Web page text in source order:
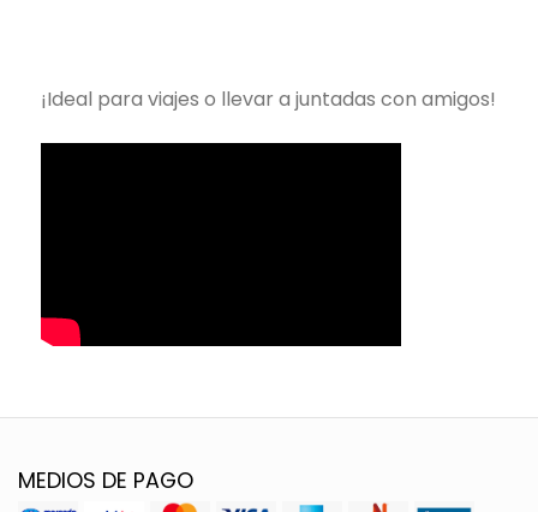
¡Ideal para viajes o llevar a juntadas con amigos!
MEDIOS DE PAGO